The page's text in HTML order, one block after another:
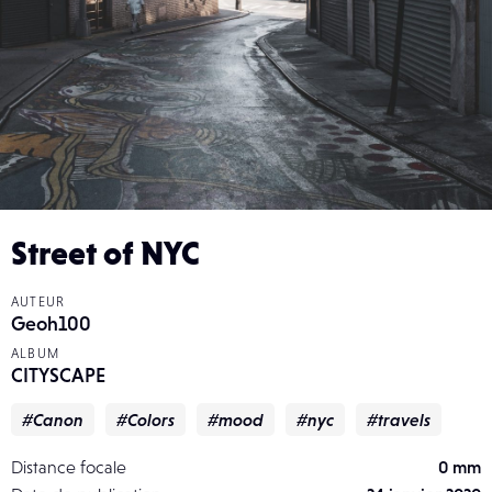
Street of NYC
AUTEUR
Geoh100
ALBUM
CITYSCAPE
#Canon #Colors #mood #nyc #travels
Distance focale
0 mm